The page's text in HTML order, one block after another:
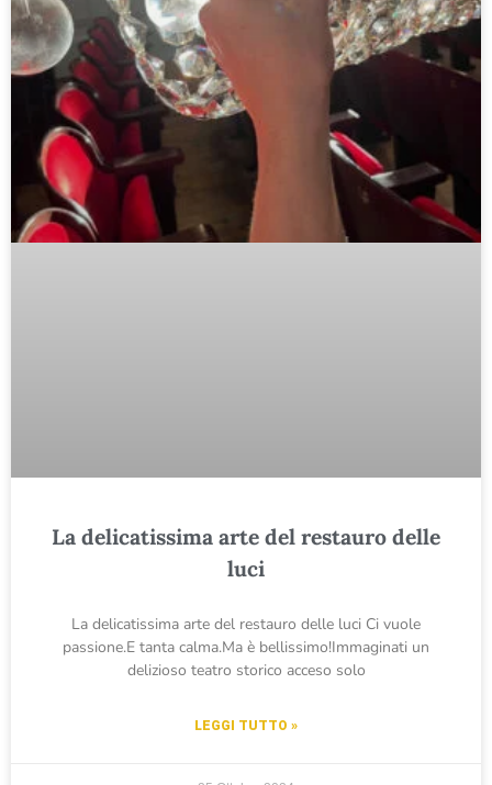
La delicatissima arte del restauro delle
luci
La delicatissima arte del restauro delle luci Ci vuole
passione.E tanta calma.Ma è bellissimo!Immaginati un
delizioso teatro storico acceso solo
LEGGI TUTTO »